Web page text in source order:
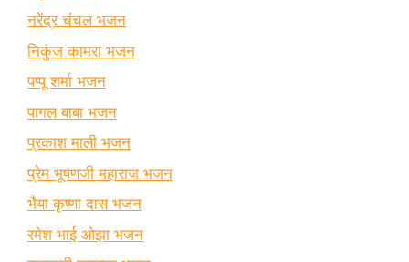
नरेंद्र चंचल भजन
निकुंज कामरा भजन
पप्पू शर्मा भजन
पागल बाबा भजन
प्रकाश माली भजन
प्रेम भूषणजी महाराज भजन
भैया कृष्णा दास भजन
रमेश भाई ओझा भजन